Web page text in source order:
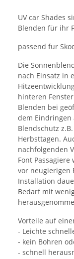
UV car Shades
Blenden für ihr
passend fur
Die
nach Einsatz in
hinteren
Blenden bei
dem Eindringen
Blendschutz
Herbsttagen.
nachfolgenden
Font
vor neugierigen
Installation
Bedarf mit
Vorteile auf
- Leichte
- kein Bohren
- schnell